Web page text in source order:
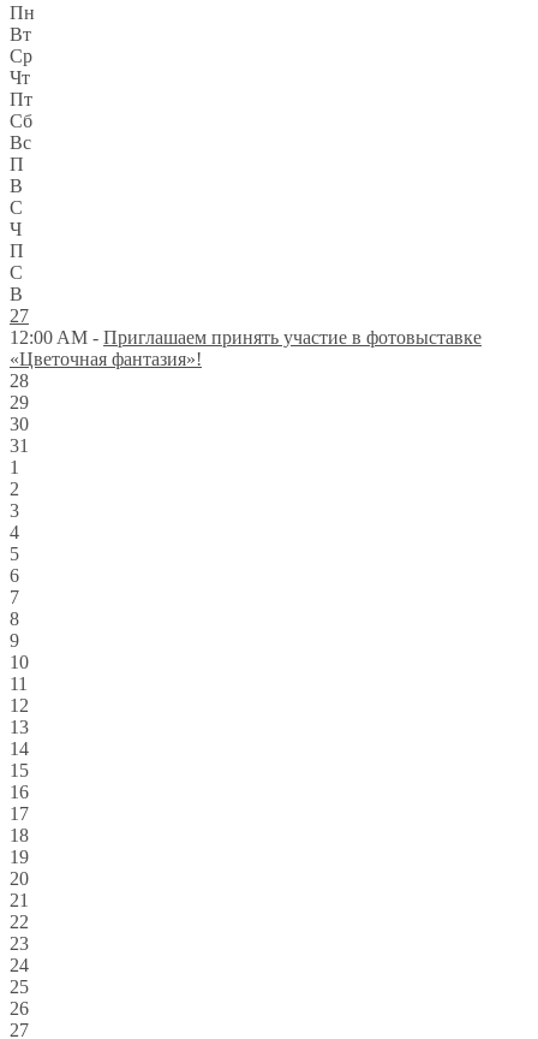
Пн
Вт
Ср
Чт
Пт
Сб
Вс
П
В
С
Ч
П
С
В
27
12:00 AM - Приглашаем принять участие в фотовыставке
«Цветочная фантазия»!
28
29
30
31
1
2
3
4
5
6
7
8
9
10
11
12
13
14
15
16
17
18
19
20
21
22
23
24
25
26
27